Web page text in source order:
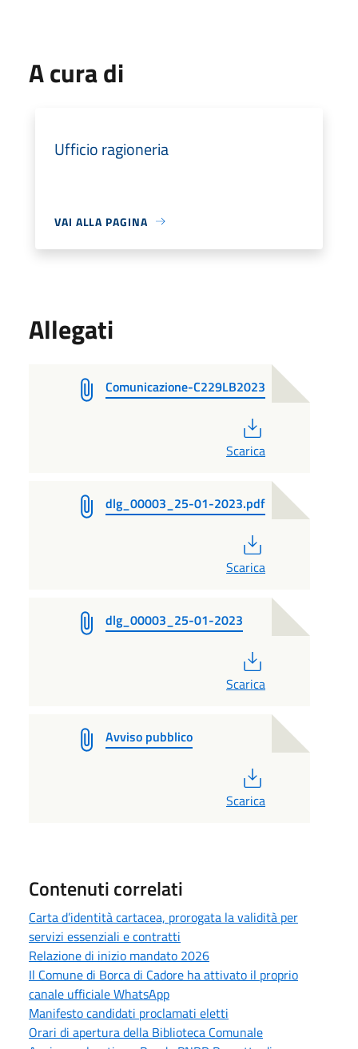
A cura di
Ufficio ragioneria
VAI ALLA PAGINA
Allegati
Comunicazione-C229LB2023
Scarica
dlg_00003_25-01-2023.pdf
Scarica
dlg_00003_25-01-2023
Scarica
Avviso pubblico
Scarica
Contenuti correlati
Carta d’identità cartacea, prorogata la validità per
servizi essenziali e contratti
Relazione di inizio mandato 2026
Il Comune di Borca di Cadore ha attivato il proprio
canale ufficiale WhatsApp
Manifesto candidati proclamati eletti
Orari di apertura della Biblioteca Comunale